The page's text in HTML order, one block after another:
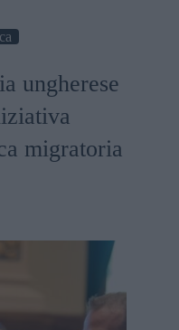
ungherese
migratoria